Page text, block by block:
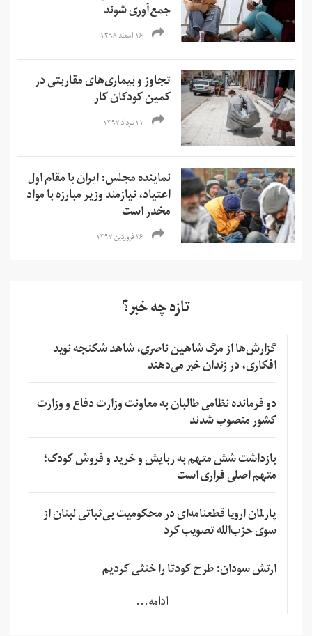
جمع‌آوری شوند
۱۶ اسفند ۱۳۹۸
تجاوز و بیماری‌های مقاربتی در
کمین کودکان کار
۱۱ مرداد ۱۳۹۷
نماینده مجلس: ایران با مقام اول
اعتیاد، نیازمند وزیر مبارزه با مواد
مخدر است
۲۶ فروردین ۱۳۹۷
تازه چه خبر؟
گزارش‌ها از مرگ شاهین ناصری، شاهد شکنجه نوید
افکاری، در زندان خبر می‌دهند
دو فرمانده نظامی طالبان به معاونت وزارت دفاع و وزارت
کشور منصوب شدند
بازداشت شش متهم به ربایش و خرید و فروش کودک؛
متهم اصلی فراری است
پارلمان اروپا قطعنامه‌ای در محکومیت بی‌ثباتی لبنان از
سوی حزب‌الله تصویب کرد
ارتش سودان: طرح کودتا را خنثی کردیم
ادامه...